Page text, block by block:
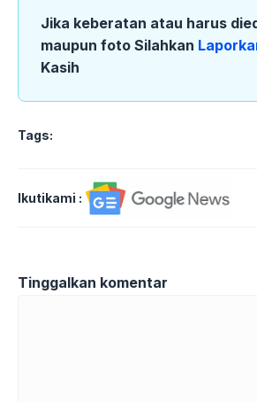
Jika keberatan atau harus
maupun foto Silahkan
Kasih
Tags:
Ikutikami :
Tinggalkan komentar